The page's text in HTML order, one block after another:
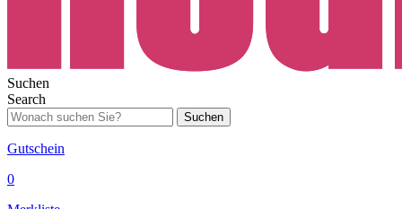
Suchen
Search
Suchen
Gutschein
0